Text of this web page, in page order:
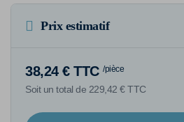
Prix estimatif
38,24 € TTC /pièce
Soit un total de 229,42 € TTC